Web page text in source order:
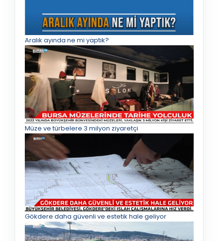
Aralık ayında ne mi yaptık?
Müze ve türbelere 3 milyon ziyaretçi
Gökdere daha güvenli ve estetik hale geliyor